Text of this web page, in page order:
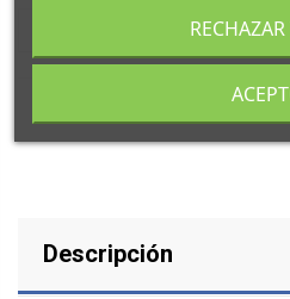
Descripción